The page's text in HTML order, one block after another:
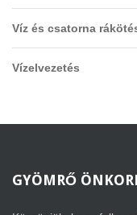
Víz és csatorna
Vízelvezetés
GYÖMRŐ